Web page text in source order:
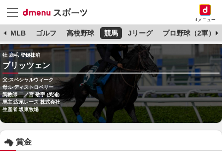
dメニュー
MLB ゴルフ 高校野球 競馬 Jリーグ プロ野球（2軍）
牡 鹿毛 登録抹消
ブリッツェン
父:スペシャルウィーク
母:レディストロベリー
調教師:二ノ宮 敬宇 (美浦)
馬主:広尾レース 株式会社
生産者:坂東牧場
賞金